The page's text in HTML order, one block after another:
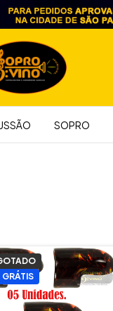
SOPRO
GRÁTIS